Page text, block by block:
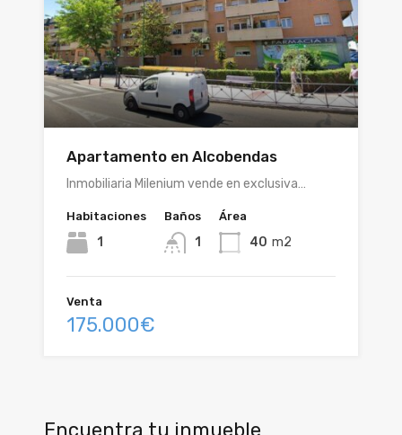
Apartamento en Alcobendas
Inmobiliaria Milenium vende en exclusiva…
Habitaciones
1
Baños
1
Área
40 m2
Venta
175.000€
Encuentra tu inmueble